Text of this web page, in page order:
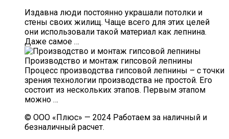
Ягода, Как Выглядит И Как Вырастить
Арктическую Малину На Участке
Издавна люди постоянно украшали потолки и
стены своих жилищ. Чаще всего для этих целей
они использовали такой материал как лепнина.
Даже самое …
Производство и монтаж гипсовой лепнины
Процесс производства гипсовой лепнины – с точки
зрения технологии производства не простой. Его
состоит из нескольких этапов. Первым этапом
можно …
© ООО «Плюс» — 2024 Работаем за наличный и
безналичный расчет.